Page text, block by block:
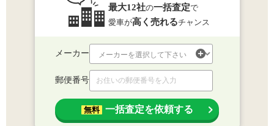
最大12社の一括査定で
愛車が高く売れるチャンス
メーカー
郵便番号
無料 一括査定を依頼する